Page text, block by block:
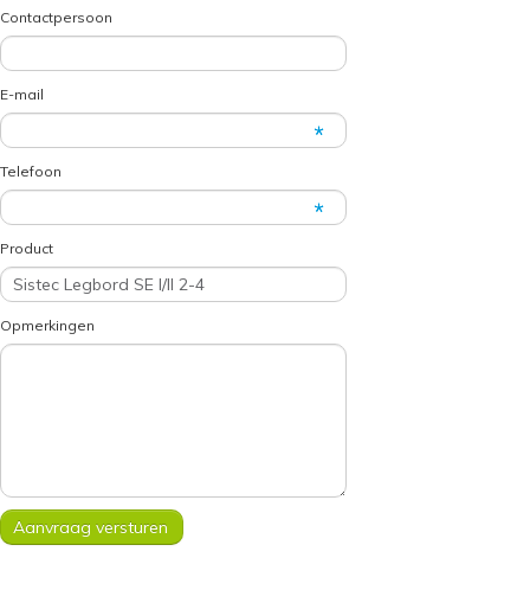
Contactpersoon
E-mail
Telefoon
Product
Opmerkingen